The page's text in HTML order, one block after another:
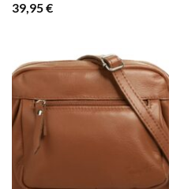
39,95€